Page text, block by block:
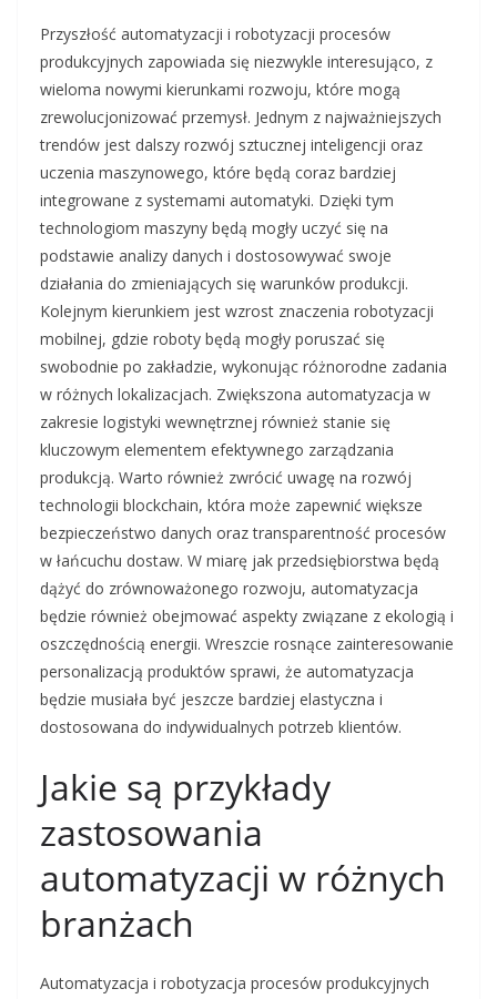
Przyszłość automatyzacji i robotyzacji procesów
produkcyjnych zapowiada się niezwykle interesująco, z
wieloma nowymi kierunkami rozwoju, które mogą
zrewolucjonizować przemysł. Jednym z najważniejszych
trendów jest dalszy rozwój sztucznej inteligencji oraz
uczenia maszynowego, które będą coraz bardziej
integrowane z systemami automatyki. Dzięki tym
technologiom maszyny będą mogły uczyć się na
podstawie analizy danych i dostosowywać swoje
działania do zmieniających się warunków produkcji.
Kolejnym kierunkiem jest wzrost znaczenia robotyzacji
mobilnej, gdzie roboty będą mogły poruszać się
swobodnie po zakładzie, wykonując różnorodne zadania
w różnych lokalizacjach. Zwiększona automatyzacja w
zakresie logistyki wewnętrznej również stanie się
kluczowym elementem efektywnego zarządzania
produkcją. Warto również zwrócić uwagę na rozwój
technologii blockchain, która może zapewnić większe
bezpieczeństwo danych oraz transparentność procesów
w łańcuchu dostaw. W miarę jak przedsiębiorstwa będą
dążyć do zrównoważonego rozwoju, automatyzacja
będzie również obejmować aspekty związane z ekologią i
oszczędnością energii. Wreszcie rosnące zainteresowanie
personalizacją produktów sprawi, że automatyzacja
będzie musiała być jeszcze bardziej elastyczna i
dostosowana do indywidualnych potrzeb klientów.
Jakie są przykłady
zastosowania
automatyzacji w różnych
branżach
Automatyzacja i robotyzacja procesów produkcyjnych